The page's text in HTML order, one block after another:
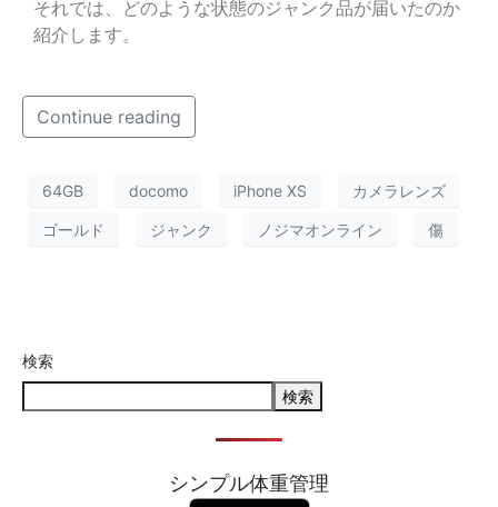
それでは、どのような状態のジャンク品が届いたのか
紹介します。
Continue reading
64GB docomo iPhone XS カメラレンズ
ゴールド ジャンク ノジマオンライン 傷
検索
検索
シンプル体重管理